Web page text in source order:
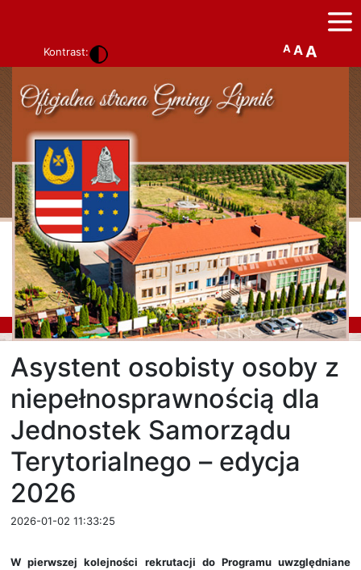
Kontrast: A AA
Asystent osobisty osoby z
niepełnosprawnością dla
Jednostek Samorządu
Terytorialnego – edycja
2026
2026-01-02 11:33:25
W pierwszej kolejności rekrutacji do Programu uwzględniane